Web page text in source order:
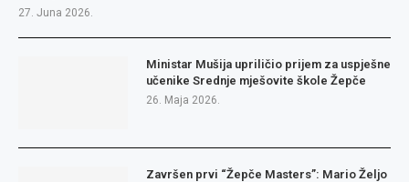
27. Juna 2026.
Ministar Mušija upriličio prijem za uspješne
učenike Srednje mješovite škole Žepče
26. Maja 2026.
Završen prvi “Žepče Masters”: Mario Željo